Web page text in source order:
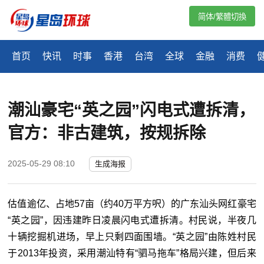
首页 快讯 时事 香港 台湾 全球 金融 消费
简体/繁體切換
潮汕豪宅“英之园”闪电式遭拆清，
官方：非古建筑，按规拆除
2025-05-29 08:10 生成海报
估值逾亿、占地57亩（约40万平方呎）的广东汕头网红豪宅
“英之园”，因违建昨日凌晨闪电式遭拆清。村民说，半夜几
十辆挖掘机进场，早上只剩四面围墙。“英之园”由陈姓村民
于2013年投资，采用潮汕特有“驷马拖车”格局兴建，但后来